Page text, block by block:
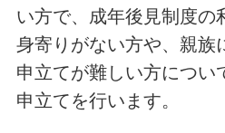
い方で、成年後見制度の
身寄りがない方や、 親族
申立てが難しい方につい
申立てを行います。